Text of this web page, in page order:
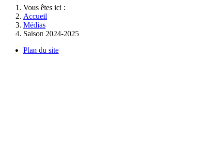
Vous êtes ici :
Accueil
Médias
Saison 2024-2025
Plan du site